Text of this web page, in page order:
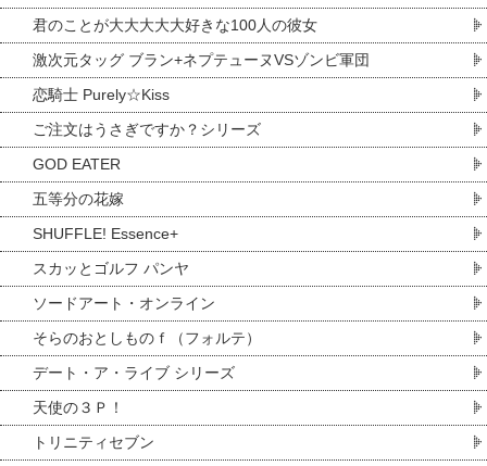
君のことが大大大大大好きな100人の彼女
激次元タッグ ブラン+ネプテューヌVSゾンビ軍団
恋騎士 Purely☆Kiss
ご注文はうさぎですか？シリーズ
GOD EATER
五等分の花嫁
SHUFFLE! Essence+
スカッとゴルフ パンヤ
ソードアート・オンライン
そらのおとしものｆ（フォルテ）
デート・ア・ライブ シリーズ
天使の３Ｐ！
トリニティセブン